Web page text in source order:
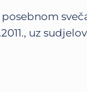
uz